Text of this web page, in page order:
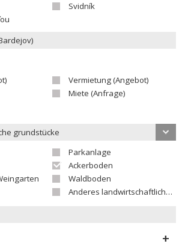
Svidník
Vermietung (Angebot)
Miete (Anfrage)
grundstücke
Parkanlage
Ackerboden
Waldboden
Anderes landwirtschaftliches Grundstück